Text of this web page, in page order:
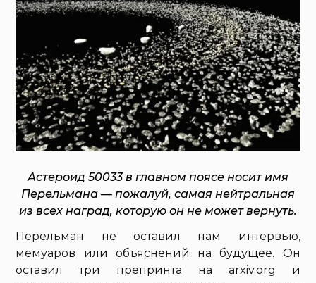
Астероид 50033 в главном поясе носит имя
Перельмана — пожалуй, самая нейтральная
из всех наград, которую он не может вернуть.
Перельман не оставил нам интервью,
мемуаров или объяснений на будущее. Он
оставил три препринта на arxiv.org и